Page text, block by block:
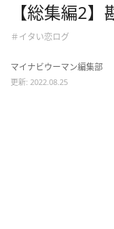
【総集編2
＃イタい恋ログ
マイナビウーマン編集部
更新: 2022.08.25